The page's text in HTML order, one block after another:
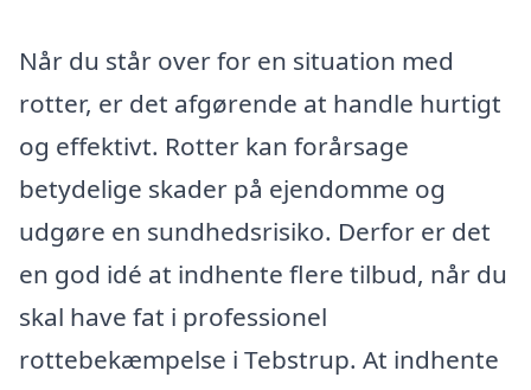
Når du står over for en situation med
rotter, er det afgørende at handle hurtigt
og effektivt. Rotter kan forårsage
betydelige skader på ejendomme og
udgøre en sundhedsrisiko. Derfor er det
en god idé at indhente flere tilbud, når du
skal have fat i professionel
rottebekæmpelse i Tebstrup. At indhente